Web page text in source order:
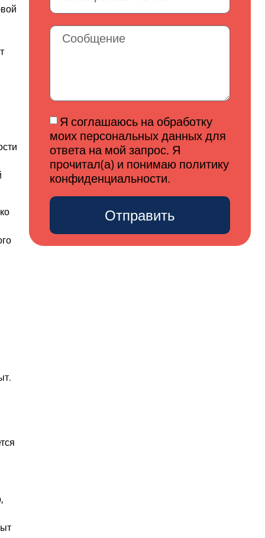
Я соглашаюсь на обработку
моих персональных данных для
ответа на мой запрос. Я
прочитал(а) и понимаю политику
конфиденциальности.
Отправить